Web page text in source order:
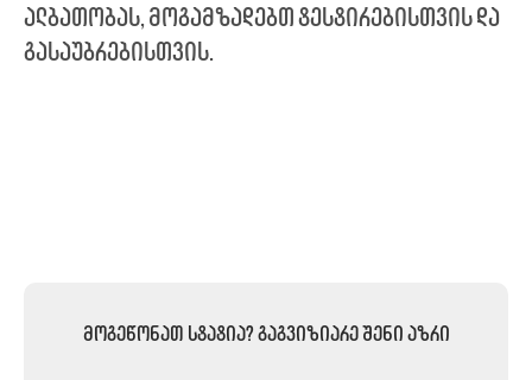
ალბათობას, მოგამზადებთ ტესტირებისთვის და
გასაუბრებისთვის.
მოგეწონათ სტატია? გაგვიზიარე შენი აზრი